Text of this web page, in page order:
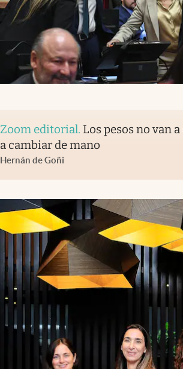
Zoom editorial. Los pesos no van
a cambiar de mano
Hernán de Goñi